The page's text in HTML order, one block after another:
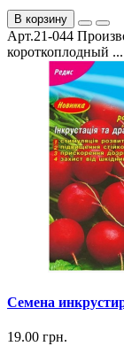
В корзину
Арт.21-044
короткоплодный ...
Семена
19.00 грн.